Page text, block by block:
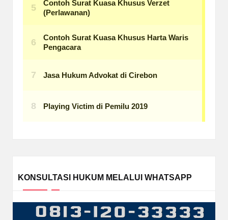
KONSULTASI HUKUM MELALUI WHATSAPP